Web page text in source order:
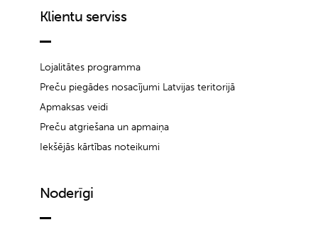
Klientu serviss
Lojalitātes programma
Preču piegādes nosacījumi Latvijas teritorijā
Apmaksas veidi
Preču atgriešana un apmaiņa
Iekšējās kārtības noteikumi
Noderīgi